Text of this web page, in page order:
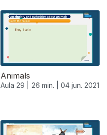
Animals
Aula 29 | 26 min. | 04 jun. 2021